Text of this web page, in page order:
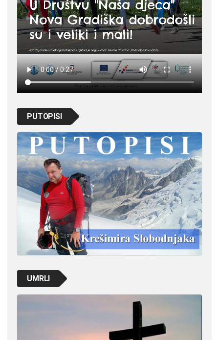
PUTOPISI
UMRLI